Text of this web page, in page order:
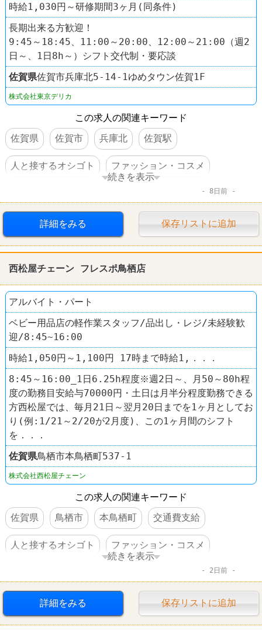
時給1,030円～研修期間3ヶ月(同条件)
長期出来る方歓迎！
9:45～18:45、11:00～20:00、12:00～21:00（週2
日～、1日8h～）シフト交代制・要応談
佐賀県佐賀市兵庫北5-14-1ゆめタウン佐賀1F
株式会社東京デリカ
この求人の関連キーワード
佐賀県
佐賀市 兵庫北 佐賀駅
人と接するオシゴト ファッション・コスメ
続きを表示
8日前
詳細をみる 保存リストに追加
西松屋チェーン フレスポ鳥栖店
アルバイト・パート
ベビー用品店の軽作業スタッフ/品出し・レジ/未経験歓
迎/8:45~16:00
時給1,050円～1,100円 17時まで時給1,．．．
8:45～16:00_1日6.25h程度※週2日～、月50～80h程
度の勤務目安給与70000円・土日は月半分程度勤務できる
方西松屋では、毎月21日～翌月20日までを1ヶ月としてお
り(例:1/21～2/20が2月度)、この1ヶ月間のシフト
を．．．
佐賀県鳥栖市本鳥栖町537-1
株式会社西松屋チェーン
この求人の関連キーワード
佐賀県
鳥栖市 本鳥栖町 交通費支給
人と接するオシゴト ファッション・コスメ
続きを表示
2日前
詳細をみる 保存リストに追加